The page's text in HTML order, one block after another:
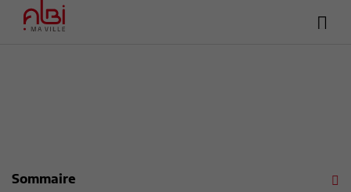
Sommaire